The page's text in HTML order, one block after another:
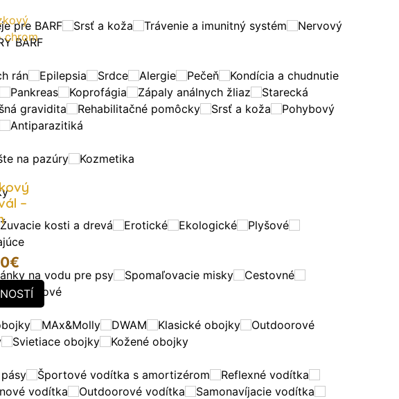
pre BARF Srsť a koža Trávenie a imunitný systém
Nervový
BARF
rán Epilepsia Srdce Alergie Pečeň
Kondícia a chudnutie
Pankreas Koprofágia Zápaly análnych žliaz
Starecká
gravidita Rehabilitačné pomôcky Srsť a koža
Pohybový
Antiparazitiká
na pazúry
Kozmetika
Žuvacie kosti a drevá Erotické Ekologické
Plyšové
na vodu pre psy Spomaľovacie misky
Cestovné
Plastové
MAx&Molly DWAM Klasické obojky
Outdoorové
Svietiace obojky
Kožené obojky
Športové vodítka s amortizérom
Reflexné vodítka
vodítka Outdoorové vodítka
Samonavíjacie vodítka
–
€